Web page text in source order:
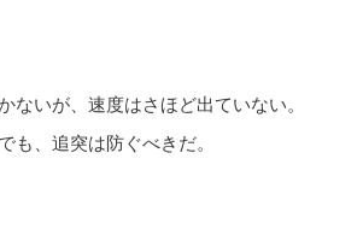
ないが、速度はさほど出ていない。
も、追突は防ぐべきだ。